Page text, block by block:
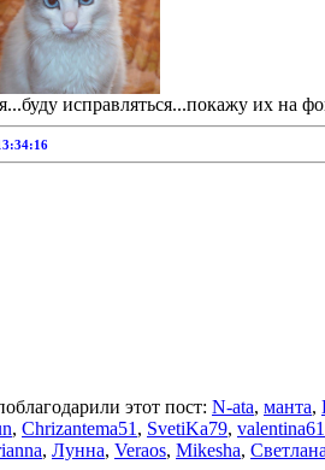
исправляться...покажу их на
этот пост: N-ata, манта,
, Chrizantema51 , SvetiKa79, valentina61
, Лунна, Veraos, Mikesha,